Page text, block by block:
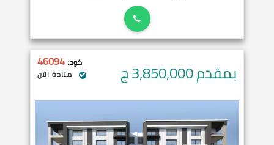
بمقدم 3,850,000 ج كود: 46094
متاحة الآن